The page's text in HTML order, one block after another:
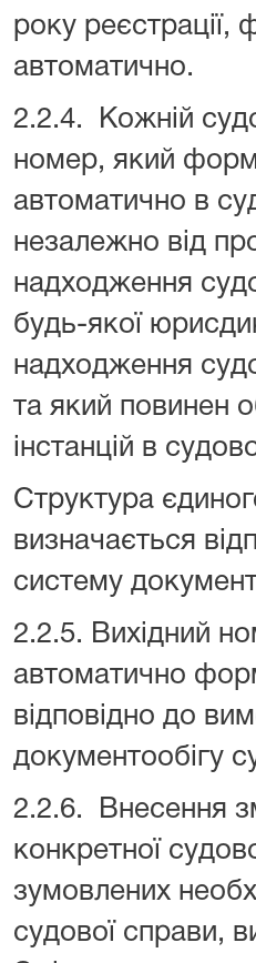
року
автоматично.
2.2.4. Кожній
номер, який
автоматично в
незалежно від
надходження
будь-якої
надходження
та який повинен
інстанцій в
Структура
визначається
систему
2.2.5. Вихідний
автоматично
відповідно до
документообігу
2.2.6. Внесення
конкретної
зумовлених
судової справи,